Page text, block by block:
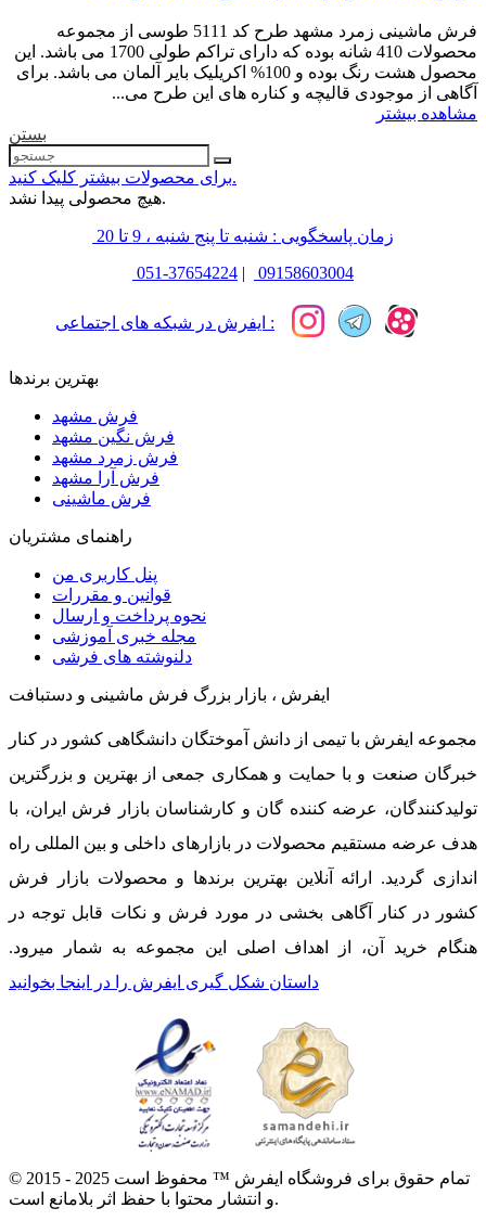
فرش ماشینی زمرد مشهد طرح کد 5111 طوسی از مجموعه
محصولات 410 شانه بوده که دارای تراکم طولی 1700 می باشد. این
محصول هشت رنگ بوده و 100% اکریلیک بایر آلمان می باشد. برای
آگاهی از موجودی قالیچه و کناره های این طرح می...
مشاهده بیشتر
بستن
برای محصولات بیشتر کلیک کنید.
هیچ محصولی پیدا نشد.
زمان پاسخگویی : شنبه تا پنج شنبه ، 9 تا 20
051-37654224 | 09158603004
ایفرش در شبکه های اجتماعی :
بهترین برندها
فرش مشهد
فرش نگین مشهد
فرش زمرد مشهد
فرش آرا مشهد
فرش ماشینی
راهنمای مشتریان
پنل کاربری من
قوانین و مقررات
نحوه پرداخت و ارسال
مجله خبری آموزشی
دلنوشته های فرشی
ایفرش ، بازار بزرگ فرش ماشینی و دستبافت
مجموعه ایفرش با تیمی از دانش آموختگان دانشگاهی کشور در کنار
خبرگان صنعت و با حمایت و همکاری جمعی از بهترین و بزرگترین
تولیدکنندگان، عرضه کننده گان و کارشناسان بازار فرش ایران، با
هدف عرضه مستقیم محصولات در بازارهای داخلی و بین المللی راه
اندازی گردید. ارائه آنلاین بهترین برندها و محصولات بازار فرش
کشور در کنار آگاهی بخشی در مورد فرش و نکات قابل توجه در
هنگام خرید آن، از اهداف اصلی این مجموعه به شمار میرود.
داستان شکل گیری ایفرش را در اینجا بخوانید
© 2015 - 2025 تمام حقوق برای فروشگاه ایفرش ™ محفوظ است
و انتشار محتوا با حفظ اثر بلامانع است.